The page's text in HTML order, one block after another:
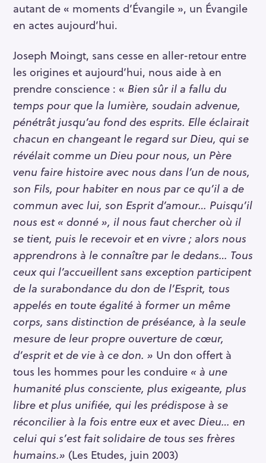
autant de « moments d’Évangile », un Évangile
en actes aujourd’hui.
Joseph Moingt, sans cesse en aller-retour entre
les origines et aujourd’hui, nous aide à en
prendre conscience : « Bien sûr il a fallu du
temps pour que la lumière, soudain advenue,
pénétrât jusqu’au fond des esprits. Elle éclairait
chacun en changeant le regard sur Dieu, qui se
révélait comme un Dieu pour nous, un Père
venu faire histoire avec nous dans l’un de nous,
son Fils, pour habiter en nous par ce qu’il a de
commun avec lui, son Esprit d’amour… Puisqu’il
nous est « donné », il nous faut chercher où il
se tient, puis le recevoir et en vivre ; alors nous
apprendrons à le connaître par le dedans… Tous
ceux qui l’accueillent sans exception participent
de la surabondance du don de l’Esprit, tous
appelés en toute égalité à former un même
corps, sans distinction de préséance, à la seule
mesure de leur propre ouverture de cœur,
d’esprit et de vie à ce don. » Un don offert à
tous les hommes pour les conduire « à une
humanité plus consciente, plus exigeante, plus
libre et plus unifiée, qui les prédispose à se
réconcilier à la fois entre eux et avec Dieu… en
celui qui s’est fait solidaire de tous ses frères
humains.» (Les Etudes, juin 2003)